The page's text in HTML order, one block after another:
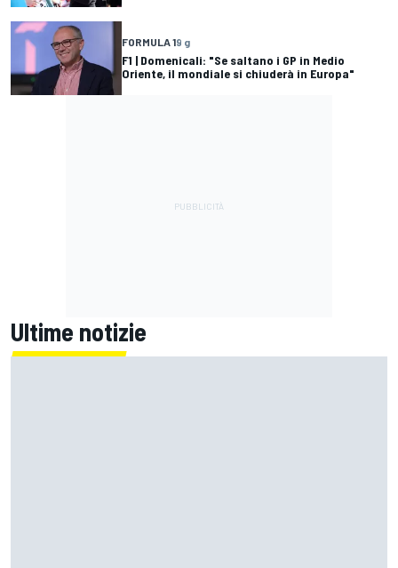
FORMULA 19 g
F1 | Domenicali: "Se saltano i GP in Medio
Oriente, il mondiale si chiuderà in Europa"
Ultime notizie